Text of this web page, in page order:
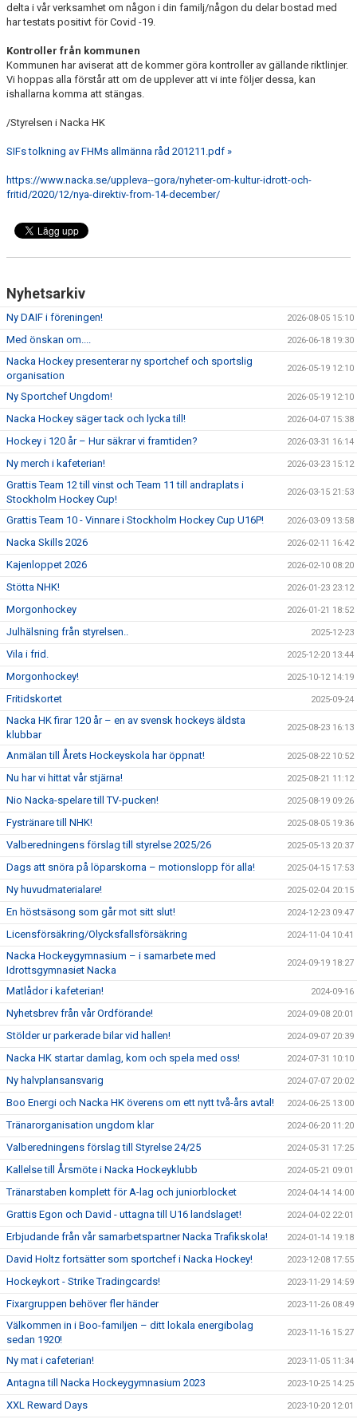
delta i vår verksamhet om någon i din familj/någon du delar bostad med
har testats positivt för Covid -19.
Kontroller från kommunen
Kommunen har aviserat att de kommer göra kontroller av gällande riktlinjer.
Vi hoppas alla förstår att om de upplever att vi inte följer dessa, kan
ishallarna komma att stängas.
/Styrelsen i Nacka HK
SIFs tolkning av FHMs allmänna råd 201211.pdf »
https://www.nacka.se/uppleva--gora/nyheter-om-kultur-idrott-och-
fritid/2020/12/nya-direktiv-from-14-december/
Nyhetsarkiv
Ny DAIF i föreningen! 2026-08-05 15:10
Med önskan om.... 2026-06-18 19:30
Nacka Hockey presenterar ny sportchef och sportslig
organisation
2026-05-19 12:10
Ny Sportchef Ungdom! 2026-05-19 12:10
Nacka Hockey säger tack och lycka till! 2026-04-07 15:38
Hockey i 120 år – Hur säkrar vi framtiden? 2026-03-31 16:14
Ny merch i kafeterian! 2026-03-23 15:12
Grattis Team 12 till vinst och Team 11 till andraplats i
Stockholm Hockey Cup!
2026-03-15 21:53
Grattis Team 10 - Vinnare i Stockholm Hockey Cup U16P! 2026-03-09 13:58
Nacka Skills 2026 2026-02-11 16:42
Kajenloppet 2026 2026-02-10 08:20
Stötta NHK! 2026-01-23 23:12
Morgonhockey 2026-01-21 18:52
Julhälsning från styrelsen.. 2025-12-23
Vila i frid. 2025-12-20 13:44
Morgonhockey! 2025-10-12 14:19
Fritidskortet 2025-09-24
Nacka HK firar 120 år – en av svensk hockeys äldsta
klubbar
2025-08-23 16:13
Anmälan till Årets Hockeyskola har öppnat! 2025-08-22 10:52
Nu har vi hittat vår stjärna! 2025-08-21 11:12
Nio Nacka-spelare till TV-pucken! 2025-08-19 09:26
Fystränare till NHK! 2025-08-05 19:36
Valberedningens förslag till styrelse 2025/26 2025-05-13 20:37
Dags att snöra på löparskorna – motionslopp för alla! 2025-04-15 17:53
Ny huvudmaterialare! 2025-02-04 20:15
En höstsäsong som går mot sitt slut! 2024-12-23 09:47
Licensförsäkring/Olycksfallsförsäkring 2024-11-04 10:41
Nacka Hockeygymnasium – i samarbete med
Idrottsgymnasiet Nacka
2024-09-19 18:27
Matlådor i kafeterian! 2024-09-16
Nyhetsbrev från vår Ordförande! 2024-09-08 20:01
Stölder ur parkerade bilar vid hallen! 2024-09-07 20:39
Nacka HK startar damlag, kom och spela med oss! 2024-07-31 10:10
Ny halvplansansvarig 2024-07-07 20:02
Boo Energi och Nacka HK överens om ett nytt två-års avtal! 2024-06-25 13:00
Tränarorganisation ungdom klar 2024-06-20 11:20
Valberedningens förslag till Styrelse 24/25 2024-05-31 17:25
Kallelse till Årsmöte i Nacka Hockeyklubb 2024-05-21 09:01
Tränarstaben komplett för A-lag och juniorblocket 2024-04-14 14:00
Grattis Egon och David - uttagna till U16 landslaget! 2024-04-02 22:01
Erbjudande från vår samarbetspartner Nacka Trafikskola! 2024-01-14 19:18
David Holtz fortsätter som sportchef i Nacka Hockey! 2023-12-08 17:55
Hockeykort - Strike Tradingcards! 2023-11-29 14:59
Fixargruppen behöver fler händer 2023-11-26 08:49
Välkommen in i Boo-familjen – ditt lokala energibolag
sedan 1920!
2023-11-16 15:27
Ny mat i cafeterian! 2023-11-05 11:34
Antagna till Nacka Hockeygymnasium 2023 2023-10-25 14:25
XXL Reward Days 2023-10-20 12:01